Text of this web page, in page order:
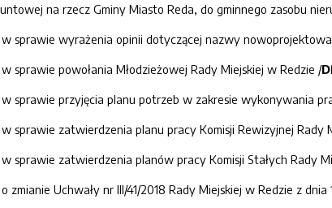
na rzecz Gminy Miasto Reda, do gminnego zasobu
sprawie wyrażenia opinii dotyczącej nazwy
sprawie powołania Młodzieżowej Rady Miejskiej w Redzie /
sprawie przyjęcia planu potrzeb w zakresie wykonywania
sprawie zatwierdzenia planu pracy Komisji Rewizyjnej Rady
sprawie zatwierdzenia planów pracy Komisji Stałych Rady
zmianie Uchwały nr III/41/2018 Rady Miejskiej w Redzie z